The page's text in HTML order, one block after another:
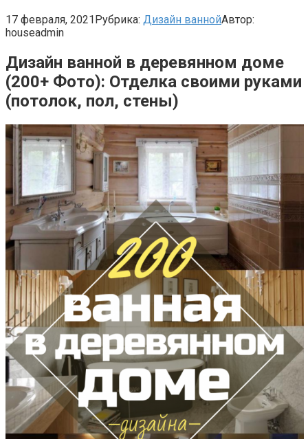
17 февраля, 2021Рубрика: Дизайн ваннойАвтор:
houseadmin
Дизайн ванной в деревянном доме
(200+ Фото): Отделка своими руками
(потолок, пол, стены)